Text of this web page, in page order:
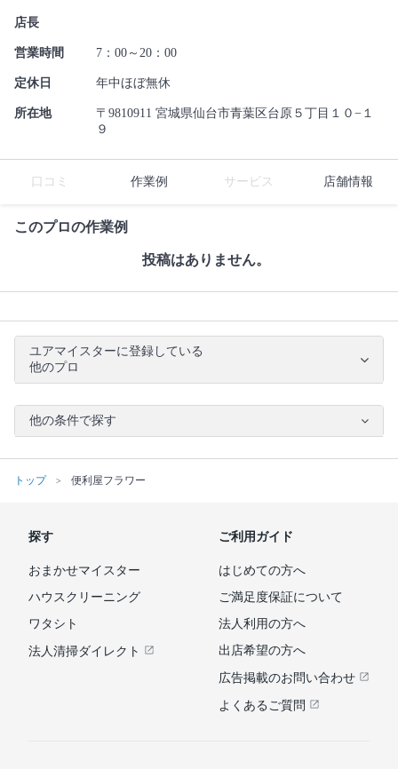
店長
営業時間 7：00～20：00
定休日 年中ほぼ無休
所在地
〒9810911 宮城県仙台市青葉区台原５丁目１０−１
９
口コミ 作業例 サービス 店舗情報
このプロの作業例
投稿はありません。
ユアマイスターに登録している
他のプロ
他の条件で探す
トップ 便利屋フラワー
探す
おまかせマイスター
ハウスクリーニング
ワタシト
法人清掃ダイレクト
ご利用ガイド
はじめての方へ
ご満足度保証について
法人利用の方へ
出店希望の方へ
広告掲載のお問い合わせ
よくあるご質問